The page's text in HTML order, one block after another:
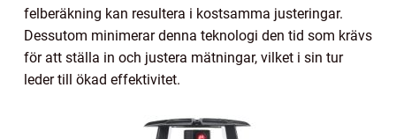
felberäkning kan resultera i kostsamma justeringar.
Dessutom minimerar denna teknologi den tid som krävs
för att ställa in och justera mätningar, vilket i sin tur
leder till ökad effektivitet.